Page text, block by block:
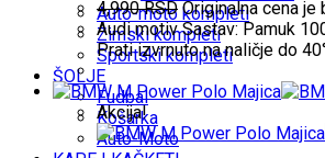
Auto-moto kompleti
Zimski kompleti
Sportski kompleti
ŠOLJE
Fudbal
Košarka
Auto-Moto
4,990RSD Originalna cena je
Audi motiv Sastav: Pamuk
Prati izvrnuto na naličje do
Akcija!